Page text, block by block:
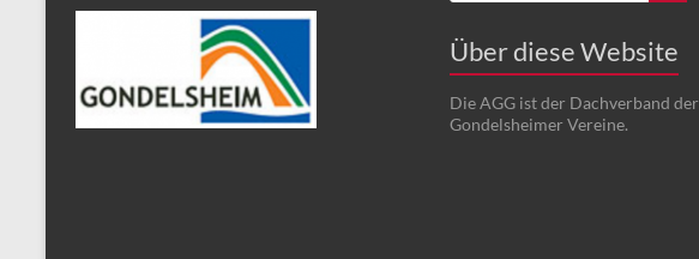
Über diese Website
Die AGG ist der Dachverband der
Gondelsheimer Vereine.